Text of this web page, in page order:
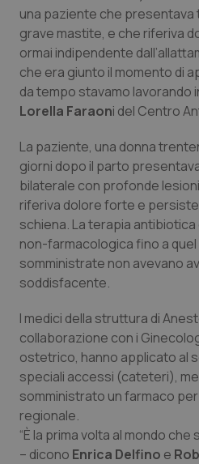
Piemonte
Provincia Autonoma
Provincia Autonoma
Puglia
Sardegna
Sicilia
Toscana
Umbria
Valle D’Aosta
Veneto
HIV
Infezioni & Febbre
Ipertensione &
Malattie rare
Malattia di Crohn &
Neuroscienze &
Obesità
Oftalmologia
Oncodermatologia
Oncoematologia
Oncologia &
una paziente che presentava
grave mastite, e che riferiva
ormai indipendente
che era giunto il momento di
da tempo stavamo lavorando
Lorella Faraoni del Centro
La paziente, una donna
giorni dopo il parto
bilaterale con profonde
riferiva dolore forte e
schiena. La terapia
non-farmacologica fino a
somministrate non avevano
soddisfacente.
I medici della struttura di
collaborazione con i
ostetrico, hanno applicato al
speciali accessi (cateteri),
somministrato un farmaco
regionale.
“È la prima volta al mondo
– dicono Enrica Delfino e